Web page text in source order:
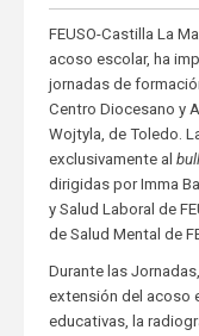
FEUSO-Castilla La
acoso escolar, ha
jornadas de
Centro Diocesano y
Wojtyla, de Toledo.
exclusivamente al
dirigidas por Imma
y Salud Laboral de
de Salud Mental de
Durante las
extensión del acoso
educativas, la